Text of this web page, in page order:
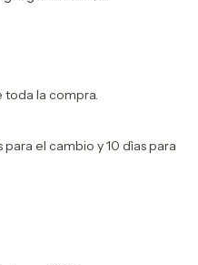
toda la compra.
el cambio y 10 dìas para